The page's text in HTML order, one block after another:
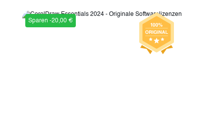
Sparen -20,00 €